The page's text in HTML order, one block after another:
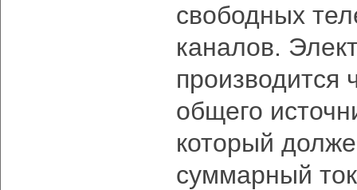
свободных
каналов.
производится
общего
который
суммарный